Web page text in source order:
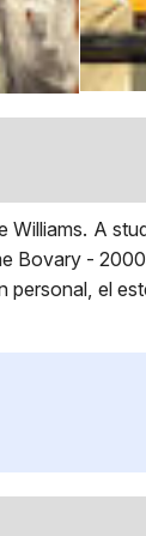
Williams. A
Bovary -
el